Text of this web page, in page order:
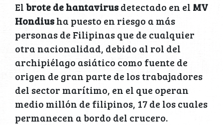
Elbrote de hantavirusdetectado en el MV
Hondiusha puesto en riesgo a más
personas de Filipinas que de cualquier
otra nacionalidad, debido al rol del
archipiélago asiático como fuente de
origen de gran parte de los trabajadores
del sector marítimo, en el que operan
medio millón de filipinos, 17 de los cuales
permanecen a bordo del crucero.